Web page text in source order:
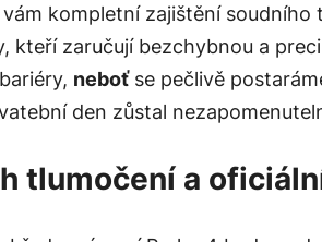
kompletní zajištění
kteří zaručují bezchybnou a
neboťse pečlivě
den zůstal
tlumočení a